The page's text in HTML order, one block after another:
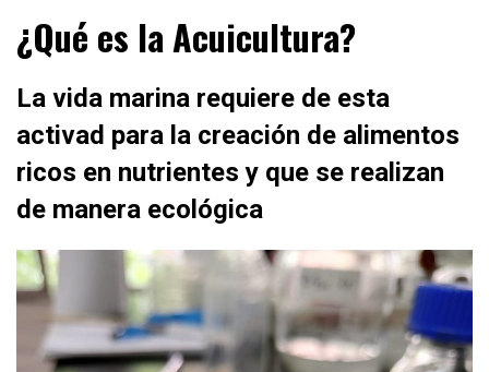
ARGENTINA + SUSTENTABLE
+ENERGÍAS RENOVABLES +RESPONSABLE
SOCIALMENTE +PERIODISMO AUTÉNTICO
¿Qué es la Acuicultura?
La vida marina requiere de esta
activad para la creación de alimentos
ricos en nutrientes y que se realizan
de manera ecológica